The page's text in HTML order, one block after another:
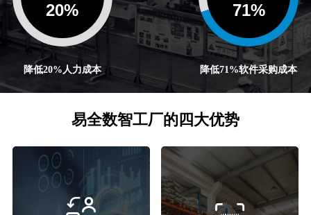
20%
降低20%人力成本
71%
降低71%软件采购成本
易全数智工厂的四大优势